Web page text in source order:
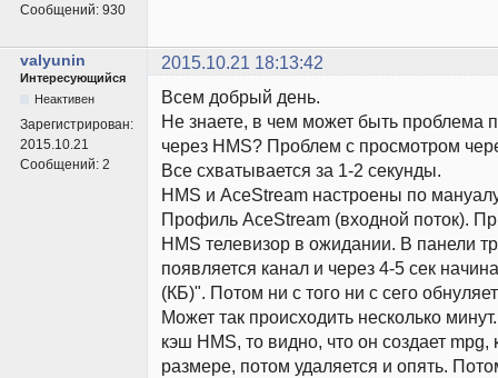
Сообщений: 930
valyunin 2015.10.21 18:13:42
Интересующийся
Неактивен
Зарегистрирован:
2015.10.21
Сообщений: 2
Всем добрый день.
Не знаете, в чем может быть проблема
через HMS? Проблем с просмотром
Все схватывается за 1-2 секунды.
HMS и AceStream настроены по
Профиль AceStream (входной поток).
HMS телевизор в ожидании. В панели
появляется канал и через 4-5 сек
(КБ)". Потом ни с того ни с сего
Может так происходить несколько
кэш HMS, то видно, что он создает mpg,
размере, потом удаляется и опять.